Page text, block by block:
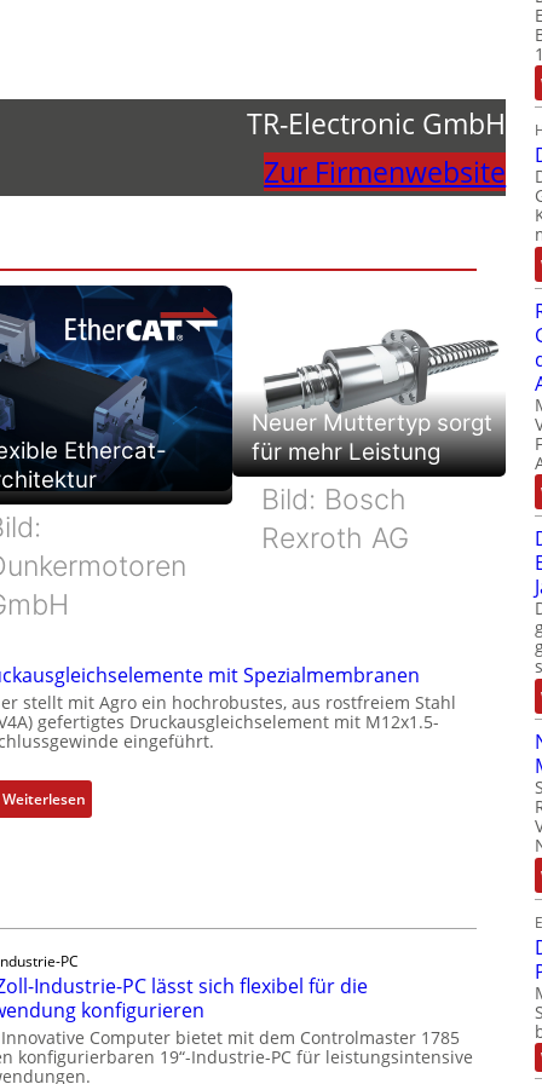
TR-Electronic GmbH
Zur Firmenwebsite
Ethercat-
Neuer Muttertyp sorgt
für mehr Leistung
Bild: Bosch
Rexroth AG
mit Spezialmembranen
stellt mit Agro ein hochrobustes, aus rostfreiem Stahl
gefertigtes Druckausgleichselement mit M12x1.5-
eingeführt.
Weiterlesen:
D
k
u
s
l
e
PC
Industrie-PC lässt sich flexibel für die
konfigurieren
Innovative Computer bietet mit dem Controlmaster 1785
konfigurierbaren 19“-Industrie-PC für leistungsintensive